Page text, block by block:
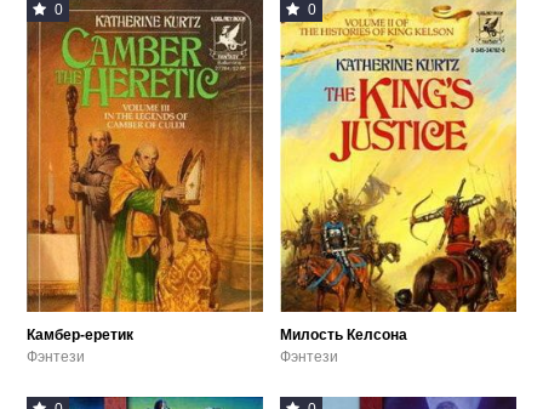
0
Камбер-еретик
Фэнтези
0
Милость Келсона
Фэнтези